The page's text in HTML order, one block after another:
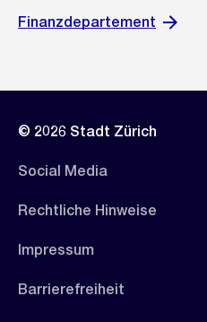
Finanzdepartement
© 2026 Stadt Zürich
Social Media
Rechtliche Hinweise
Impressum
Barrierefreiheit